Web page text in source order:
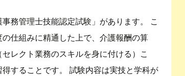
務管理士技能認定試験」があります。
こ
仕組みに精通した上で、介護報酬の算
レクト業務のスキルを身に付ける）こ
することです。 試験内容は実技と学科が